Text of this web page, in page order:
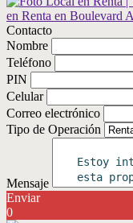
Contacto
Nombre
Teléfono
PIN
Celular
Correo electrónico
Tipo de Operación
Mensaje
Enviar
0